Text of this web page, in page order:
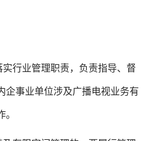
行业管理职责，负责指导、督
企事业单位涉及广播电视业务有